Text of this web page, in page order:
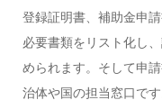
登録証明書、補助金申
必要書類をリスト化し
められます。そして申
治体や国の担当窓口で